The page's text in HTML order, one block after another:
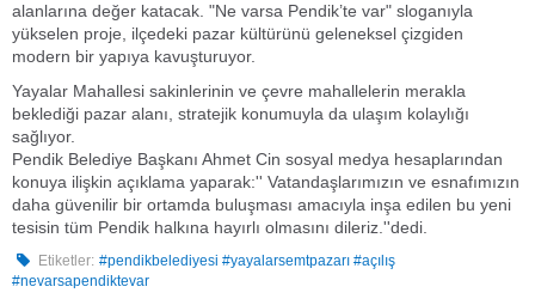
alanlarına değer katacak. "Ne varsa Pendik’te var" sloganıyla
yükselen proje, ilçedeki pazar kültürünü geleneksel çizgiden
modern bir yapıya kavuşturuyor.
​Yayalar Mahallesi sakinlerinin ve çevre mahallelerin merakla
beklediği pazar alanı, stratejik konumuyla da ulaşım kolaylığı
sağlıyor.
​Pendik Belediye Başkanı Ahmet Cin sosyal medya hesaplarından
konuya ilişkin açıklama yaparak:'' Vatandaşlarımızın ve esnafımızın
daha güvenilir bir ortamda buluşması amacıyla inşa edilen bu yeni
tesisin tüm Pendik halkına hayırlı olmasını dileriz.''dedi.
Etiketler: #pendikbelediyesi #yayalarsemtpazarı #açılış
#nevarsapendiktevar